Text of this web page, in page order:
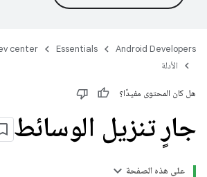
Android Developers
Essentials
center
الأدلة
هل كان المحتوى مفيدًا؟
جارٍ تنزيل الوسائط
على هذه الصفحة